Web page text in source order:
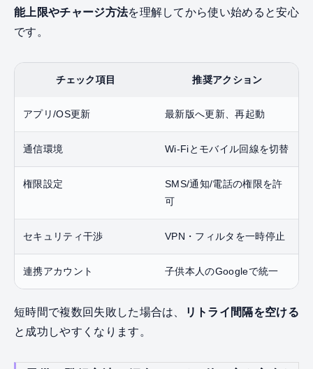
能上限やチャージ方法を理解してから使い始めると安心
です。
チェック項目 推奨アクション
アプリ/OS更新 最新版へ更新、再起動
通信環境 Wi‑Fiとモバイル回線を切替
権限設定
SMS/通知/電話の権限を許
可
セキュリティ干渉 VPN・フィルタを一時停止
連携アカウント 子供本人のGoogleで統一
短時間で複数回失敗した場合は、
リトライ間隔を空ける
と成功しやすくなります。